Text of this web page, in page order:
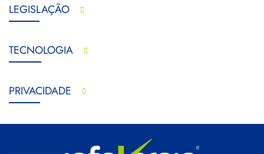
LEGISLAÇÃO
TECNOLOGIA
PRIVACIDADE